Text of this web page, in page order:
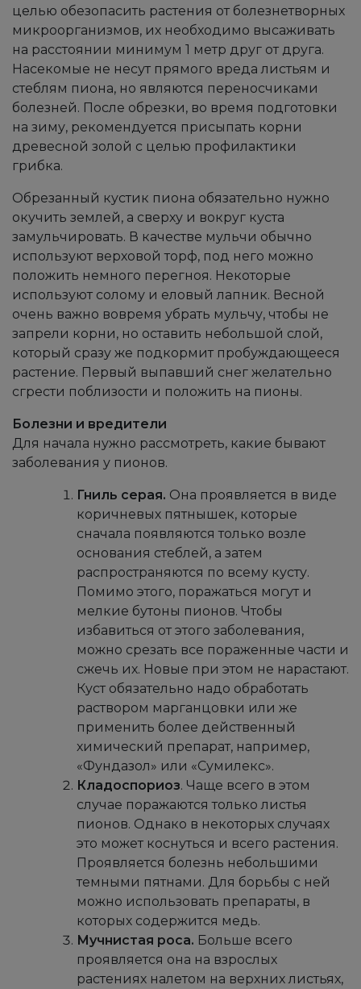
целью обезопасить растения от болезнетворных
микроорганизмов, их необходимо высаживать
на расстоянии минимум 1 метр друг от друга.
Насекомые не несут прямого вреда листьям и
стеблям пиона, но являются переносчиками
болезней. После обрезки, во время подготовки
на зиму, рекомендуется присыпать корни
древесной золой с целью профилактики
грибка.
Обрезанный кустик пиона обязательно нужно
окучить землей, а сверху и вокруг куста
замульчировать. В качестве мульчи обычно
используют верховой торф, под него можно
положить немного перегноя. Некоторые
используют солому и еловый лапник. Весной
очень важно вовремя убрать мульчу, чтобы не
запрели корни, но оставить небольшой слой,
который сразу же подкормит пробуждающееся
растение. Первый выпавший снег желательно
сгрести поблизости и положить на пионы.
Болезни и вредители
Для начала нужно рассмотреть, какие бывают
заболевания у пионов.
Гниль серая. Она проявляется в виде
коричневых пятнышек, которые
сначала появляются только возле
основания стеблей, а затем
распространяются по всему кусту.
Помимо этого, поражаться могут и
мелкие бутоны пионов. Чтобы
избавиться от этого заболевания,
можно срезать все пораженные части и
сжечь их. Новые при этом не нарастают.
Куст обязательно надо обработать
раствором марганцовки или же
применить более действенный
химический препарат, например,
«Фундазол» или «Сумилекс».
Кладоспориоз. Чаще всего в этом
случае поражаются только листья
пионов. Однако в некоторых случаях
это может коснуться и всего растения.
Проявляется болезнь небольшими
темными пятнами. Для борьбы с ней
можно использовать препараты, в
которых содержится медь.
Мучнистая роса. Больше всего
проявляется она на взрослых
растениях налетом на верхних листьях,